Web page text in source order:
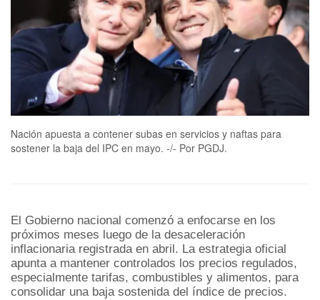
Nación apuesta a contener subas en servicios y naftas para
sostener la baja del IPC en mayo. -/- Por PGDJ.
El Gobierno nacional comenzó a enfocarse en los
próximos meses luego de la desaceleración
inflacionaria registrada en abril. La estrategia oficial
apunta a mantener controlados los precios regulados,
especialmente tarifas, combustibles y alimentos, para
consolidar una baja sostenida del índice de precios.